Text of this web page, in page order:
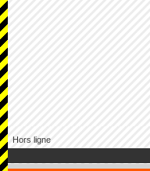
Hors ligne